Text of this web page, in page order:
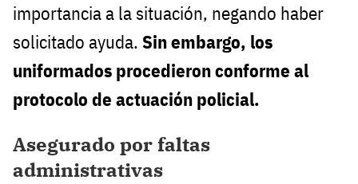
importancia a la situación, negando haber
solicitado ayuda. Sin embargo, los
uniformados procedieron conforme al
protocolo de actuación policial.
Asegurado por faltas
administrativas